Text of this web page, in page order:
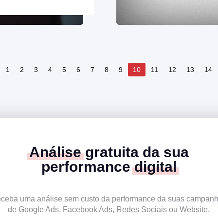
1 2 3 4 5 6 7 8 9 10 11 12 13 14
Análisegratuita da sua
performancedigital
uma análise sem custo da performance da suas
de Google Ads, Facebook Ads, Redes Sociais ou Website.